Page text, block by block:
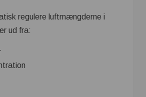
regulere luftmængderne i
ud fra: